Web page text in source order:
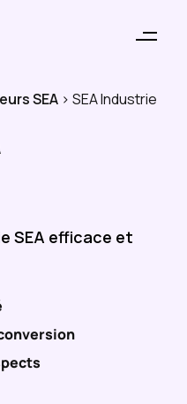
SEA > SEA Industrie
SEA efficace et